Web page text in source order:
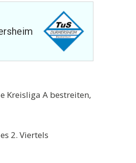
Kreisliga A bestreiten,
2. Viertels